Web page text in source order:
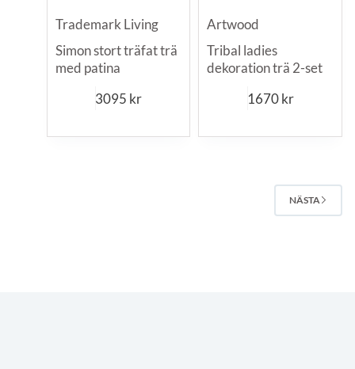
Trademark Living
Simon stort träfat trä
med patina
3095 kr
Artwood
Tribal ladies
dekoration trä 2-set
1670kr
NÄSTA